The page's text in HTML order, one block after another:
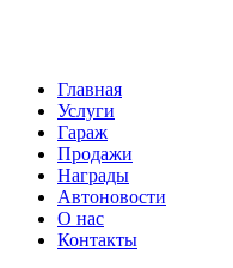
Главная
Услуги
Гараж
Продажи
Награды
Автоновости
О нас
Контакты